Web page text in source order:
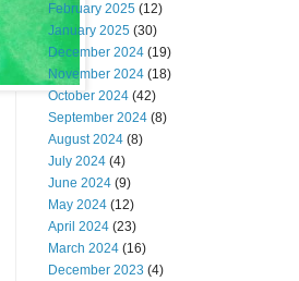
February 2025 (12)
January 2025 (30)
December 2024 (19)
November 2024 (18)
October 2024 (42)
September 2024 (8)
August 2024 (8)
July 2024 (4)
June 2024 (9)
May 2024 (12)
April 2024 (23)
March 2024 (16)
December 2023 (4)